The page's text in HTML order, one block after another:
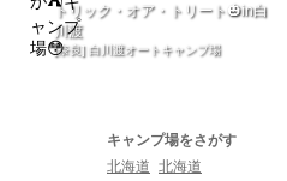
トリック・オア・トリート🎃in白
川渡
[奈良] 白川渡オートキャンプ場
キャンプ場をさがす
北海道 北海道